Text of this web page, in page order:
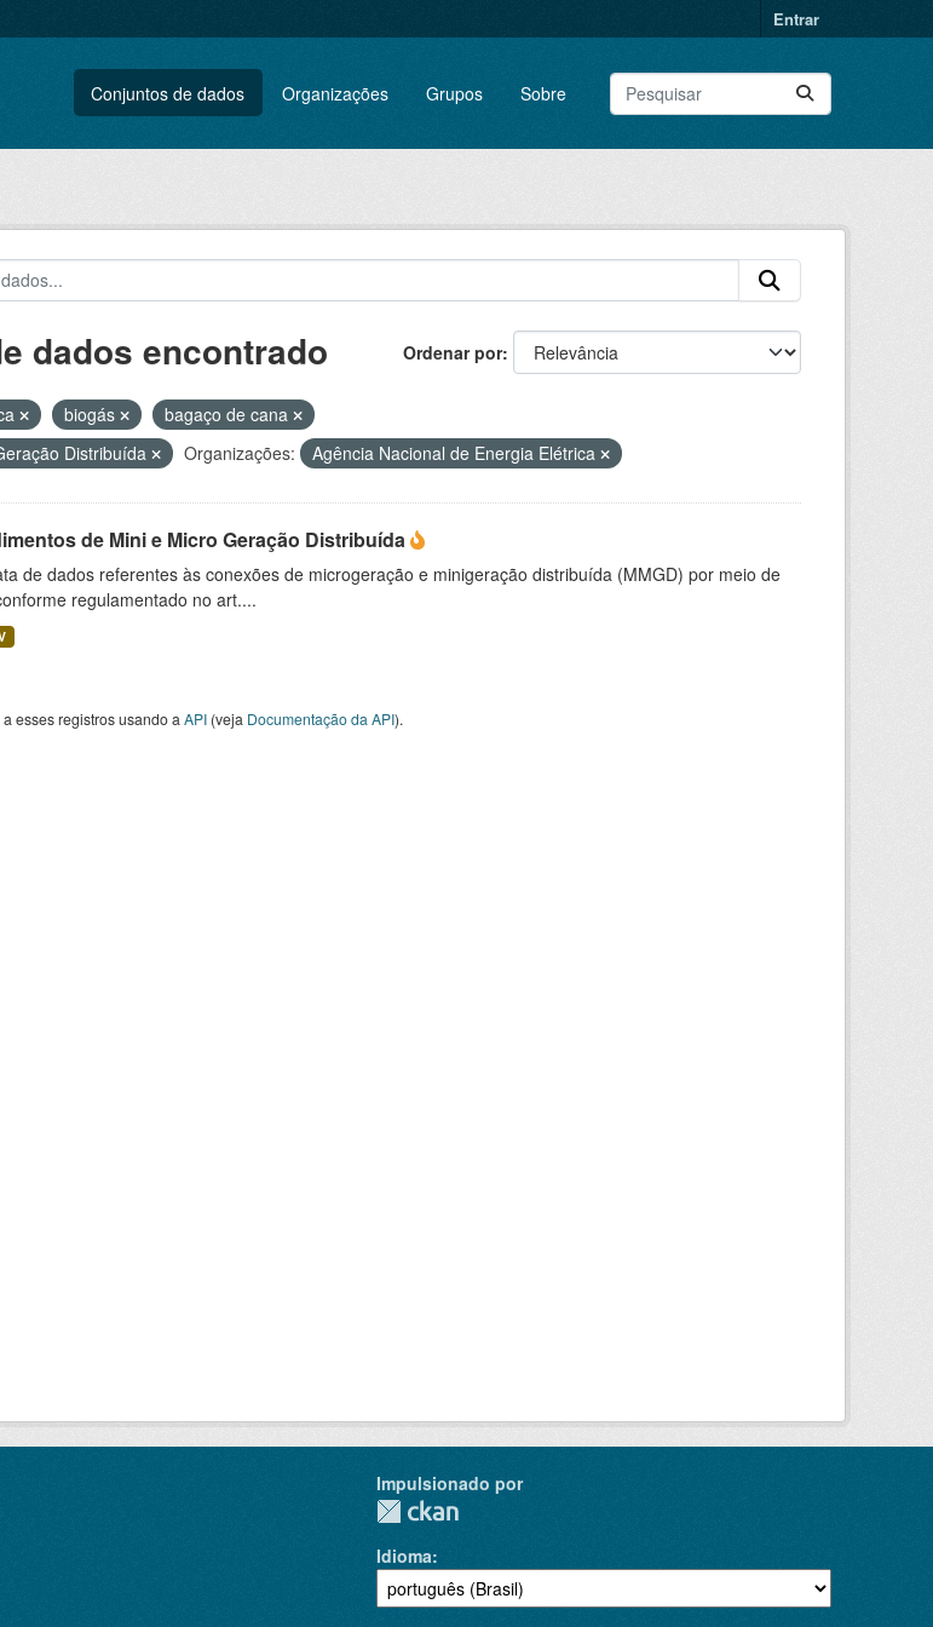
Entrar
Conjuntos de dados Organizações Grupos Sobre
Ordenar por
dados encontrado
biogás
bagaço de cana
Distribuída Organizações: Agência Nacional de Energia Elétrica
de Mini e Micro Geração Distribuída
de dados referentes às conexões de microgeração e minigeração distribuída (MMGD) por meio de
regulamentado no art....
esses registros usando a API(veja Documentação da API).
Impulsionado por
Idioma